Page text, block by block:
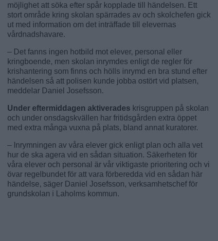
möjlighet att söka efter spår kopplade till händelsen. Ett
stort område kring skolan spärrades av och skolchefen gick
ut med information om det inträffade till elevernas
vårdnadshavare.
– Det fanns ingen hotbild mot elever, personal eller
kringboende, men skolan inrymdes enligt de regler för
krishantering som finns och hölls inrymd en bra stund efter
händelsen så att polisen kunde jobba ostört vid platsen,
meddelar Daniel Josefsson.
Under eftermiddagen aktiverades krisgruppen på skolan
och under onsdagskvällen har fritidsgården extra öppet
med extra många vuxna på plats, bland annat kuratorer.
– Inrymningen av våra elever gick enligt plan och alla vet
hur de ska agera vid en sådan situation. Säkerheten för
våra elever och personal är vår viktigaste prioritering och vi
övar regelbundet för att vara förberedda vid en sådan här
händelse, säger Daniel Josefsson, verksamhetschef för
grundskolan i Laholms kommun.